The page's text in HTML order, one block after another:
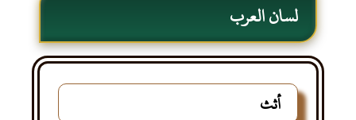
لسان العرب
أثث